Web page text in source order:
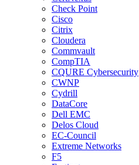
Check Point
Cisco
Citrix
Cloudera
Commvault
CompTIA
CQURE Cybersecurity
CWNP
Cydrill
DataCore
Dell EMC
Delos Cloud
EC-Council
Extreme Networks
F5